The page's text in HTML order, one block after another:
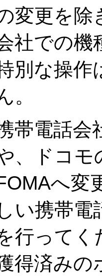
変更を除
社での機
別な操作
。
帯電話会
、ドコモ
へ変
い携帯電
行ってく
得済みの